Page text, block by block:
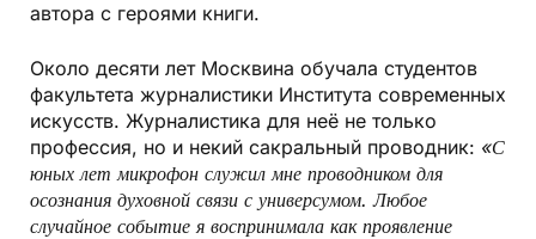
автора с героями книги.
Около десяти лет Москвина обучала студентов
факультета журналистики Института современных
искусств. Журналистика для неё не только
профессия, но и некий сакральный проводник: «С
юных лет микрофон служил мне проводником для
осознания духовной связи с универсумом. Любое
случайное событие я воспринимала как проявление